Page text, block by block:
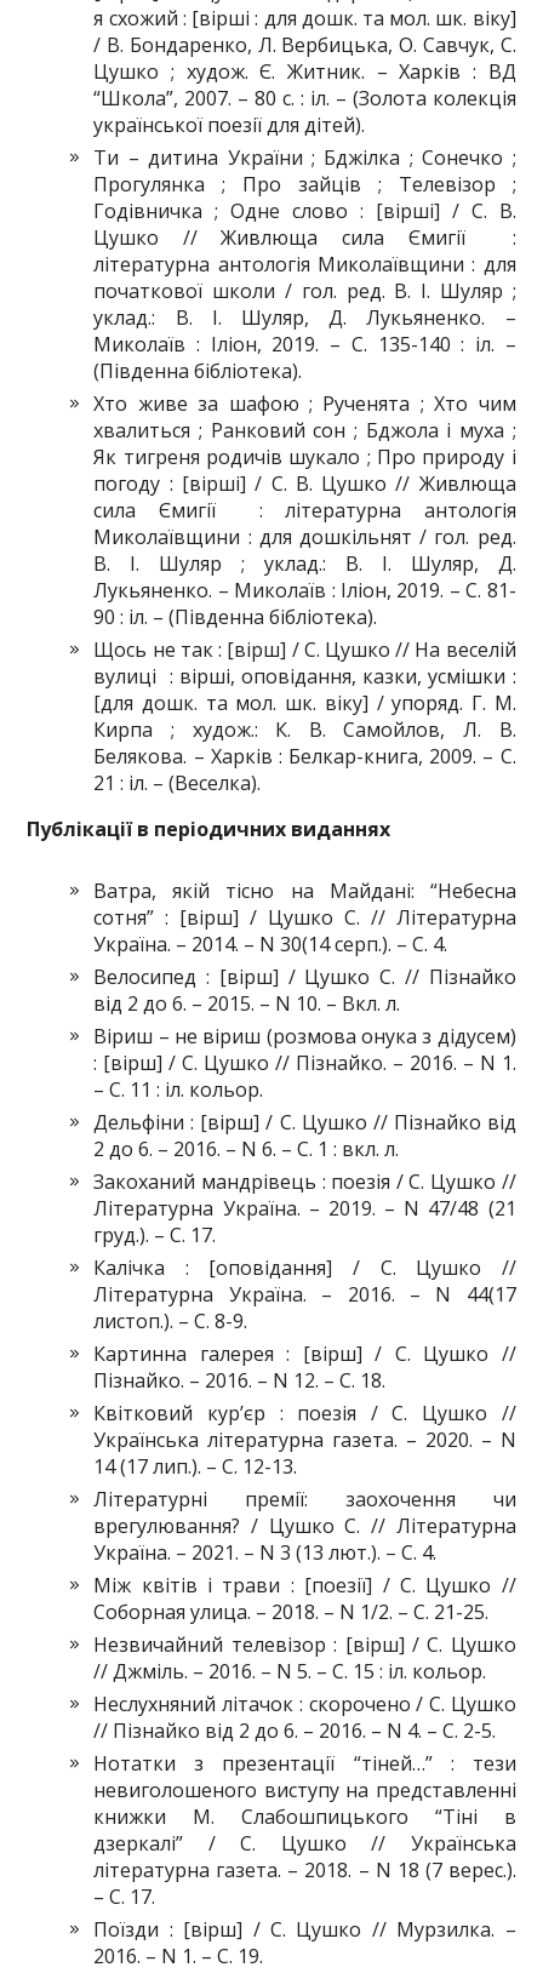
я схожий : [вірші : для дошк. та мол. шк. віку]
/ В. Бондаренко, Л. Вербицька, О. Савчук, С.
Цушко ; худож. Є. Житник. – Харків : ВД
“Школа”, 2007. – 80 с. : іл. – (Золота колекція
української поезії для дітей).
Ти – дитина України ; Бджілка ; Сонечко ;
Прогулянка ; Про зайців ; Телевізор ;
Годівничка ; Одне слово : [вірші] / С. В.
Цушко // Живлюща сила Ємигії :
літературна антологія Миколаївщини : для
початкової школи / гол. ред. В. І. Шуляр ;
уклад.: В. І. Шуляр, Д. Лукьяненко. –
Миколаїв : Іліон, 2019. – С. 135-140 : іл. –
(Південна бібліотека).
Хто живе за шафою ; Рученята ; Хто чим
хвалиться ; Ранковий сон ; Бджола і муха ;
Як тигреня родичів шукало ; Про природу і
погоду : [вірші] / С. В. Цушко // Живлюща
сила Ємигії : літературна антологія
Миколаївщини : для дошкільнят / гол. ред.
В. І. Шуляр ; уклад.: В. І. Шуляр, Д.
Лукьяненко. – Миколаїв : Іліон, 2019. – С. 81-
90 : іл. – (Південна бібліотека).
Щось не так : [вірш] / С. Цушко // На веселій
вулиці : вірші, оповідання, казки, усмішки :
[для дошк. та мол. шк. віку] / упоряд. Г. М.
Кирпа ; худож.: К. В. Самойлов, Л. В.
Белякова. – Харків : Белкар-книга, 2009. – С.
21 : іл. – (Веселка).
Публікації в періодичних виданнях
Ватра, якій тісно на Майдані: “Небесна
сотня” : [вірш] / Цушко С. // Літературна
Україна. – 2014. – N 30(14 серп.). – С. 4.
Велосипед : [вірш] / Цушко С. // Пізнайко
від 2 до 6. – 2015. – N 10. – Вкл. л.
Віриш – не віриш (розмова онука з дідусем)
: [вірш] / С. Цушко // Пізнайко. – 2016. – N 1.
– С. 11 : іл. кольор.
Дельфіни : [вірш] / С. Цушко // Пізнайко від
2 до 6. – 2016. – N 6. – С. 1 : вкл. л.
Закоханий мандрівець : поезія / С. Цушко //
Літературна Україна. – 2019. – N 47/48 (21
груд.). – С. 17.
Калічка : [оповідання] / С. Цушко //
Літературна Україна. – 2016. – N 44(17
листоп.). – С. 8-9.
Картинна галерея : [вірш] / С. Цушко //
Пізнайко. – 2016. – N 12. – С. 18.
Квітковий кур’єр : поезія / С. Цушко //
Українська літературна газета. – 2020. – N
14 (17 лип.). – С. 12-13.
Літературні премії: заохочення чи
врегулювання? / Цушко С. // Літературна
Україна. – 2021. – N 3 (13 лют.). – С. 4.
Між квітів і трави : [поезії] / С. Цушко //
Соборная улица. – 2018. – N 1/2. – С. 21-25.
Незвичайний телевізор : [вірш] / С. Цушко
// Джміль. – 2016. – N 5. – С. 15 : іл. кольор.
Неслухняний літачок : скорочено / С. Цушко
// Пізнайко від 2 до 6. – 2016. – N 4. – С. 2-5.
Нотатки з презентації “тіней…” : тези
невиголошеного виступу на представленні
книжки М. Слабошпицького “Тіні в
дзеркалі” / С. Цушко // Українська
літературна газета. – 2018. – N 18 (7 верес.).
– С. 17.
Поїзди : [вірш] / С. Цушко // Мурзилка. –
2016. – N 1. – С. 19.